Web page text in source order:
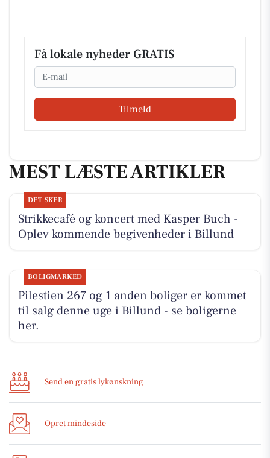
Få lokale nyheder GRATIS
Email
Tilmeld
MEST LÆSTE ARTIKLER
DET SKER
Strikkecafé og koncert med Kasper Buch -
Oplev kommende begivenheder i Billund
BOLIGMARKED
Pilestien 267 og 1 anden boliger er kommet
til salg denne uge i Billund - se boligerne
her.
Send en gratis lykønskning
Opret mindeside